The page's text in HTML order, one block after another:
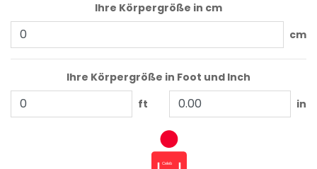
Ihre Körpergröße in cm
cm
Ihre Körpergröße in Foot und Inch
ft
in